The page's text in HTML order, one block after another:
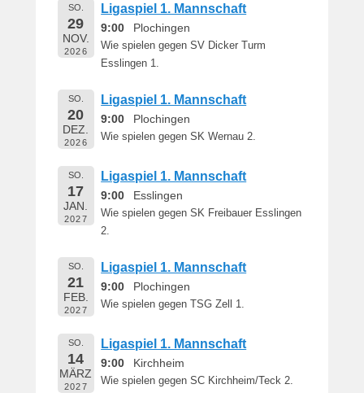
a
SO.
29
NOV.
2026
Ligaspiel 1. Mannschaft
9:00 Plochingen
Wie spielen gegen SV Dicker Turm
Esslingen 1.
SO.
20
DEZ.
2026
Ligaspiel 1. Mannschaft
9:00 Plochingen
Wie spielen gegen SK Wernau 2.
SO.
17
JAN.
2027
Ligaspiel 1. Mannschaft
9:00 Esslingen
Wie spielen gegen SK Freibauer Esslingen
2.
SO.
21
FEB.
2027
Ligaspiel 1. Mannschaft
9:00 Plochingen
Wie spielen gegen TSG Zell 1.
SO.
14
MÄRZ
2027
Ligaspiel 1. Mannschaft
9:00 Kirchheim
Wie spielen gegen SC Kirchheim/Teck 2.